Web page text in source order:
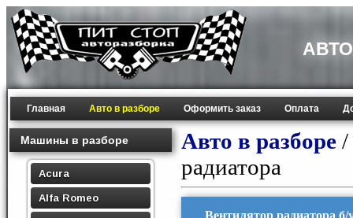
Главная Авто в разборе Оформить заказ Оплата
Машины в разборе
Acura
Alfa Romeo
Авто в разборе /
радиатора
Вентилятор радиатора